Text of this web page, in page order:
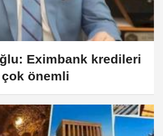
Eximbank kredileri
önemli